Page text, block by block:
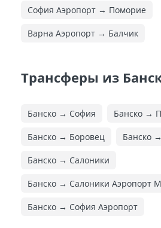
София Аэропорт → Поморие
Варна Аэропорт → Балчик
Трансферы из
Банско → София Банско →
Банско → Боровец Банско
Банско → Салоники
Банско → Салоники Аэропорт
Банско → София Аэропорт